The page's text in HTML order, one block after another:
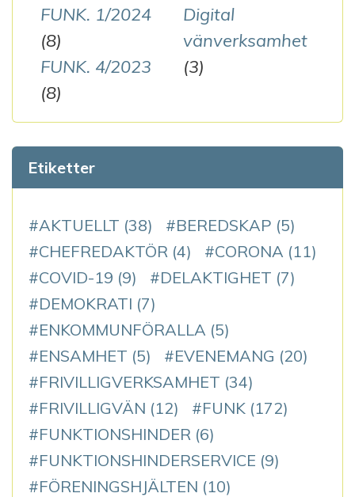
FUNK. 1/2024
(8)
FUNK. 4/2023
(8)
Digital
vänverksamhet
(3)
Etiketter
AKTUELLT (38) BEREDSKAP (5)
CHEFREDAKTÖR (4) CORONA (11)
COVID-19 (9) DELAKTIGHET (7)
DEMOKRATI (7)
ENKOMMUNFÖRALLA (5)
ENSAMHET (5) EVENEMANG (20)
FRIVILLIGVERKSAMHET (34)
FRIVILLIGVÄN (12) FUNK (172)
FUNKTIONSHINDER (6)
FUNKTIONSHINDERSERVICE (9)
FÖRENINGSHJÄLTEN (10)